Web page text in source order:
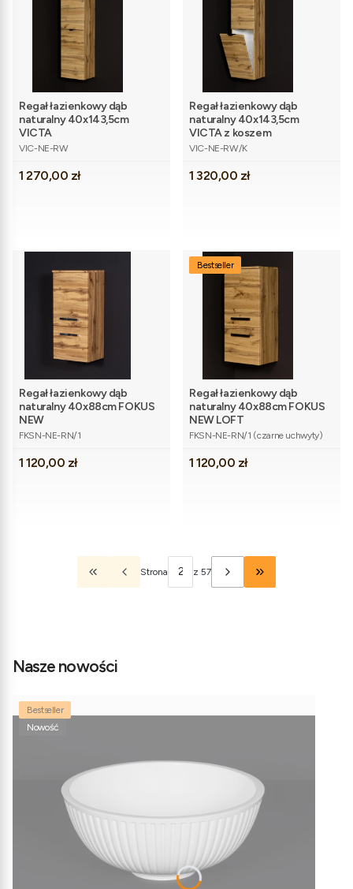
Regał łazienkowy dąb
naturalny 40x143,5cm
VICTA
Kod produktu
VIC-NE-RW
Cena
1 270,00 zł
Regał łazienkowy dąb
naturalny 40x143,5cm
VICTA z koszem
Kod produktu
VIC-NE-RW/K
Cena
1 320,00 zł
Regał łazienkowy dąb
naturalny 40x88cm FOKUS
NEW
Kod produktu
FKSN-NE-RN/1
Cena
1 120,00 zł
Bestseller
Regał łazienkowy dąb
naturalny 40x88cm FOKUS
NEW LOFT
Kod produktu
FKSN-NE-RN/1 (czarne uchwyty)
Cena
1 120,00 zł
Wróć do pierwszej strony z produktami
Strona z 57 Przejdź do
Nasze nowości
Bestseller
Nowość